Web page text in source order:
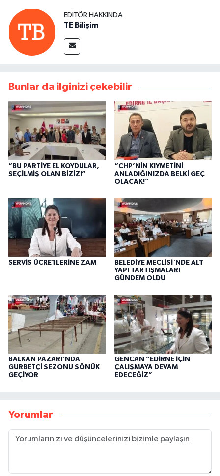
EDITÖR HAKKINDA
TE Bilişim
Bunlar da ilginizi çekebilir
“BU PARTİYE EL KOYDULAR,
SEÇİLMİŞ OLAN BİZİZ!”
“CHP’NİN KIYMETİNİ
ANLADIĞINIZDA BELKİ GEÇ
OLACAK!”
SERVİS ÜCRETLERİNE ZAM
BELEDİYE MECLİSİ'NDE ALT
YAPI TARTIŞMALARI
GÜNDEM OLDU
BALKAN PAZARI’NDA
GURBETÇİ SEZONU SÖNÜK
GEÇİYOR
GENCAN “EDİRNE İÇİN
ÇALIŞMAYA DEVAM
EDECEĞİZ”
Yorumlar